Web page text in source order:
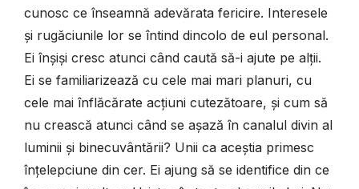
cunosc ce înseamnă adevărata fericire. Interesele
și rugăciunile lor se întind dincolo de eul personal.
Ei înșiși cresc atunci când caută să-i ajute pe alții.
Ei se familiarizează cu cele mai mari planuri, cu
cele mai înflăcărate acțiuni cutezătoare, și cum să
nu crească atunci când se așază în canalul divin al
luminii și binecuvântării? Unii ca aceștia primesc
înțelepciune din cer. Ei ajung să se identifice din ce